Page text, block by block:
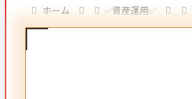
ホーム ✅資産運用✅